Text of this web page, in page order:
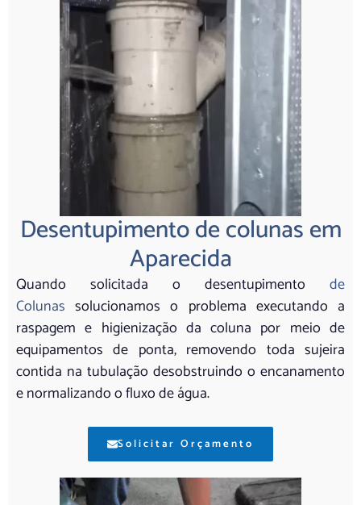
Desentupimento de colunas em
Aparecida
Quando solicitada o desentupimento de
Colunas solucionamos o problema executando a
raspagem e higienização da coluna por meio de
equipamentos de ponta, removendo toda sujeira
contida na tubulação desobstruindo o encanamento
e normalizando o fluxo de água.
Solicitar Orçamento